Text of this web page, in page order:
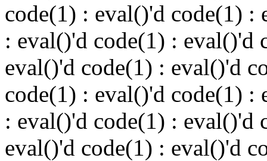
code(1) : eval()'d code(1) :
: eval()'d code(1) : eval()'d
eval()'d code(1) : eval()'d
code(1) : eval()'d code(1) :
: eval()'d code(1) : eval()'d
eval()'d code(1) : eval()'d